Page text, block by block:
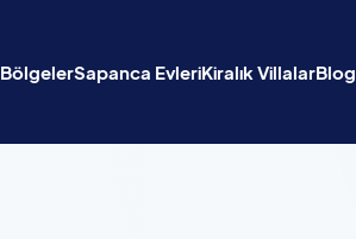
BölgelerSapanca EvleriKiralık VillalarBlog